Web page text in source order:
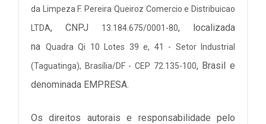
da Limpeza F. Pereira Queiroz Comercio e Distribuicao
LTDA, CNPJ 13.184.675/0001-80, localizada
na Quadra Qi 10 Lotes 39 e, 41 - Setor Industrial
(Taguatinga), Brasília/DF - CEP 72.135-100, Brasil e
denominada EMPRESA.
Os direitos autorais e responsabilidade pelo